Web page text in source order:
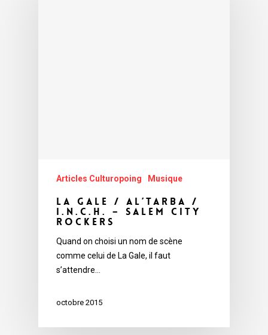
Articles Culturopoing Musique
La Gale / Al’Tarba /
I.N.C.H. – Salem City
Rockers
Quand on choisi un nom de scène
comme celui de La Gale, il faut
s’attendre…
octobre 2015